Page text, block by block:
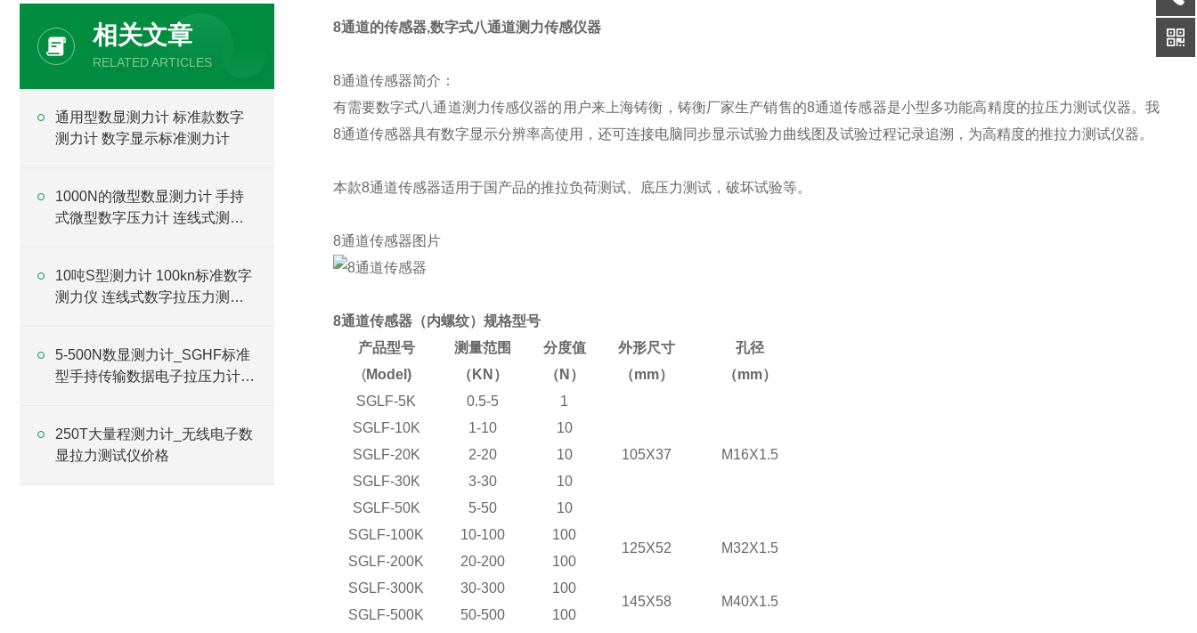
相关文章
RELATED ARTICLES
通用型数显测力计 标准款数字
测力计 数字显示标准测力计
1000N的微型数显测力计 手持
式微型数字压力计 连线式测力
10吨S型测力计 100kn标准数字
测力仪 连线式数字拉压力测试
5-500N数显测力计_SGHF标准
型手持传输数据电子拉压力计厂
250T大量程测力计_无线电子数
显拉力测试仪价格
8通道的传感器,数字式八通道测力传感仪器
8通道传感器简介：
有需要数字式八通道测力传感仪器的用户来上海铸衡，铸衡厂家生产销售的8通道传感器是小型多功能高精度的拉压力测试仪器。我
8通道传感器具有数字显示分辨率高使用，还可连接电脑同步显示试验力曲线图及试验过程记录追溯，为高精度的推拉力测试仪器。
本款8通道传感器适用于国产品的推拉负荷测试、底压力测试，破坏试验等。
8通道传感器图片
8通道传感器（内螺纹）规格型号
产品型号
(Model)
测量范围
（KN）
分度值
（N）
外形尺寸
（mm）
孔径
（mm）
SGLF-5K
0.5-5 1
105X37 M16X1.5
SGLF-10K 1-10
10
SGLF-20K
2-20
10
SGLF-30K
3-30
10
SGLF-50K
5-50
10
SGLF-100K
10-100
100
125X52
M32X1.5
SGLF-200K
20-200
100
SGLF-300K
30-300
100
145X58
M40X1.5
SGLF-500K
50-500
100